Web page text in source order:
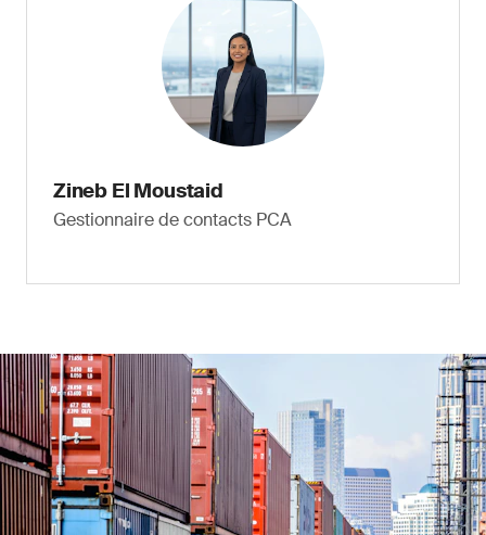
Zineb El Moustaid
Gestionnaire de contacts PCA